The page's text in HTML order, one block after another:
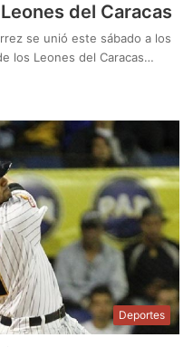
del Caracas
se unió este sábado a los
los Leones del Caracas…
Deportes